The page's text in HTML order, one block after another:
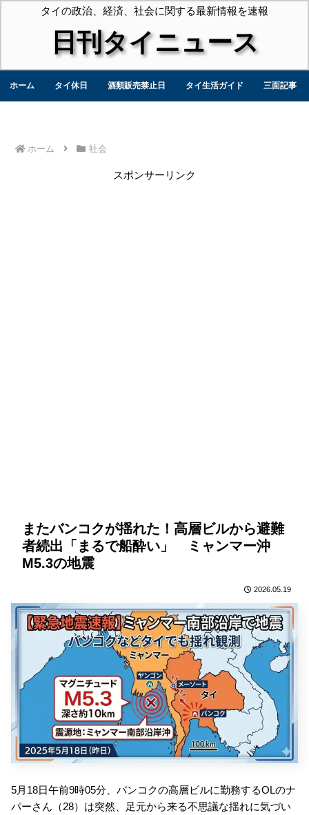
タイの政治、経済、社会に関する最新情報を速報
日刊タイニュース
ホーム タイ休日 酒類販売禁止日 タイ生活ガイド 三面記事
ホーム 社会
スポンサーリンク
またバンコクが揺れた！高層ビルから避難
者続出「まるで船酔い」 ミャンマー沖
M5.3の地震
2026.05.19
5月18日午前9時05分、バンコクの高層ビルに勤務するOLのナ
パーさん（28）は突然、足元から来る不思議な揺れに気づい